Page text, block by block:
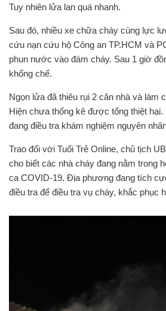
Tuy nhiên lửa lan quá nhanh.
Sau đó, nhiều xe chữa cháy cùng lực
cứu nạn cứu hộ Công an TP.HCM và
phun nước vào đám cháy. Sau 1 giờ
khống chế.
Ngọn lửa đã thiêu rụi 2 căn nhà và làm
Hiện chưa thống kê được tổng thiệt
đang điều tra khám nghiệm nguyên
Trao đổi với Tuổi Trẻ Online, chủ tịch
cho biết các nhà cháy đang nằm trong
ca COVID-19. Địa phương đang tích
điều tra để điều tra vụ cháy, khắc phục